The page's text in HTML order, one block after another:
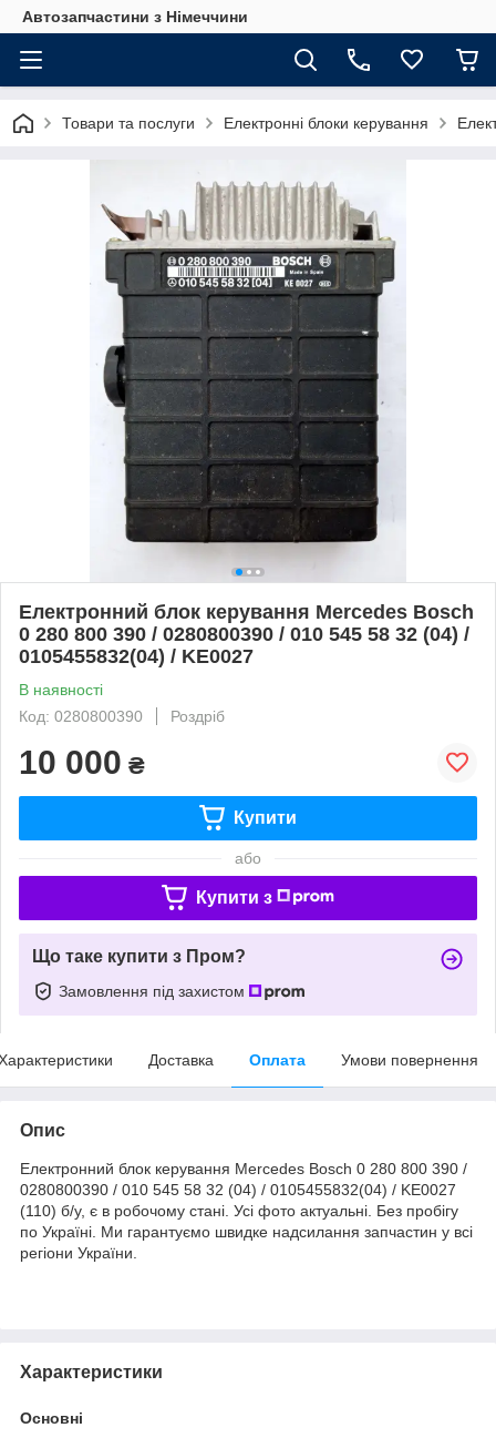
Автозапчастини з Німеччини
Товари та послуги Електронні блоки керування
Електронний блок керування Mercedes Bosch
0 280 800 390 / 0280800390 / 010 545 58 32 (04) /
0105455832(04) / KE0027
В наявності
Код: 0280800390
Роздріб
10 000 ₴
Купити
або
Купити з
Що таке купити з Пром?
Замовлення під захистом
Доставка Оплата Умови повернення
Опис
Електронний блок керування Mercedes Bosch 0 280 800 390 /
0280800390 / 010 545 58 32 (04) / 0105455832(04) / KE0027
(110) б/у, є в робочому стані. Усі фото актуальні. Без пробігу
по Україні. Ми гарантуємо швидке надсилання запчастин у всі
регіони України.
Характеристики
Основні